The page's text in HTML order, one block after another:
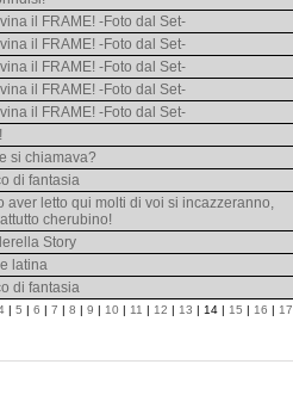
il FRAME! -Foto dal Set-
il FRAME! -Foto dal Set-
il FRAME! -Foto dal Set-
il FRAME! -Foto dal Set-
il FRAME! -Foto dal Set-
si chiamava?
di fantasia
aver letto qui molti di voi si incazzeranno,
cherubino!
Story
latina
di fantasia
| 5 | 6 | 7 | 8 | 9 | 10 | 11 | 12 | 13 | 14 | 15 | 16 | 17